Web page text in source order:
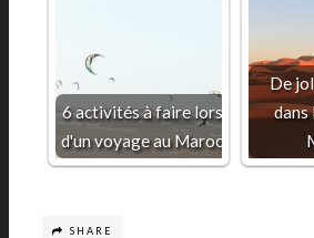
6 activités à faire lors
d'un voyage au Maroc
De
dans
SHARE